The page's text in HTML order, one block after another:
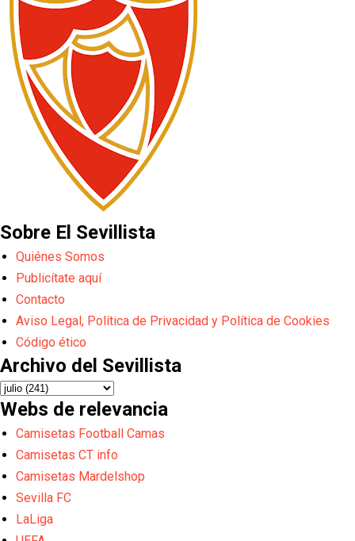
Sobre El Sevillista
Quiénes Somos
Publicítate aquí
Contacto
Aviso Legal, Política de Privacidad y Política de Cookies
Código ético
Archivo del Sevillista
Webs de relevancia
Camisetas Football Camas
Camisetas CT info
Camisetas Mardelshop
Sevilla FC
LaLiga